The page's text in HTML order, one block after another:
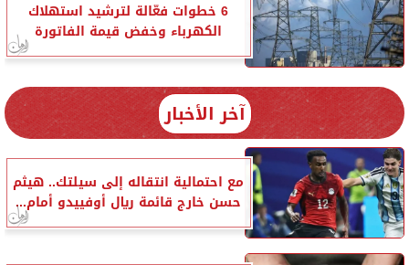
6 خطوات فعّالة لترشيد استهلاك
الكهرباء وخفض قيمة الفاتورة
آخر الأخبار
مع احتمالية انتقاله إلى سيلتك.. هيثم
حسن خارج قائمة ريال أوفييدو أمام...